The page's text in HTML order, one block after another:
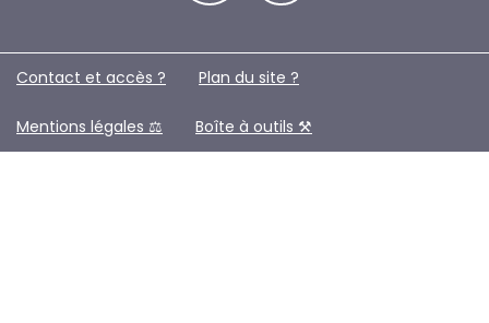
Contact et accès ? Plan du site ?️
Mentions légales ⚖️ Boîte à outils ⚒️